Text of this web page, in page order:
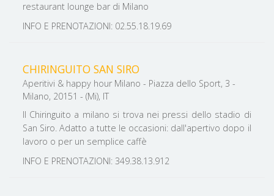
restaurant lounge bar di Milano
INFO E PRENOTAZIONI: 02.55.18.19.69
CHIRINGUITO SAN SIRO
Aperitivi & happy hour Milano - Piazza dello Sport, 3 -
Milano, 20151 - (Mi), IT
Il Chiringuito a milano si trova nei pressi dello stadio di
San Siro. Adatto a tutte le occasioni: dall'apertivo dopo il
lavoro o per un semplice caffè
INFO E PRENOTAZIONI: 349.38.13.912